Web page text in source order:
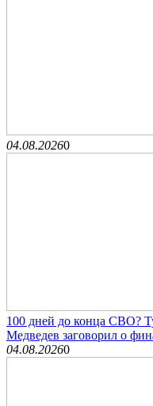
04.08.20260
100 дней до конца СВО?
Медведев заговорил о
04.08.20260